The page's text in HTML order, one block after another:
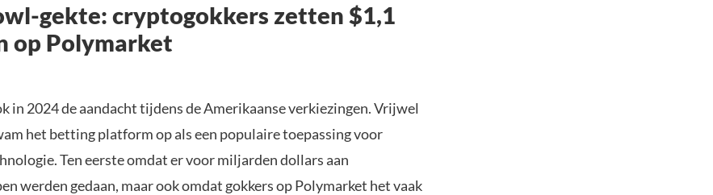
gekte: cryptogokkers zetten $1,1
op Polymarket
in 2024 de aandacht tijdens de Amerikaanse verkiezingen. Vrijwel
het betting platform op als een populaire toepassing voor
Ten eerste omdat er voor miljarden dollars aan
werden gedaan, maar ook omdat gokkers op Polymarket het vaak